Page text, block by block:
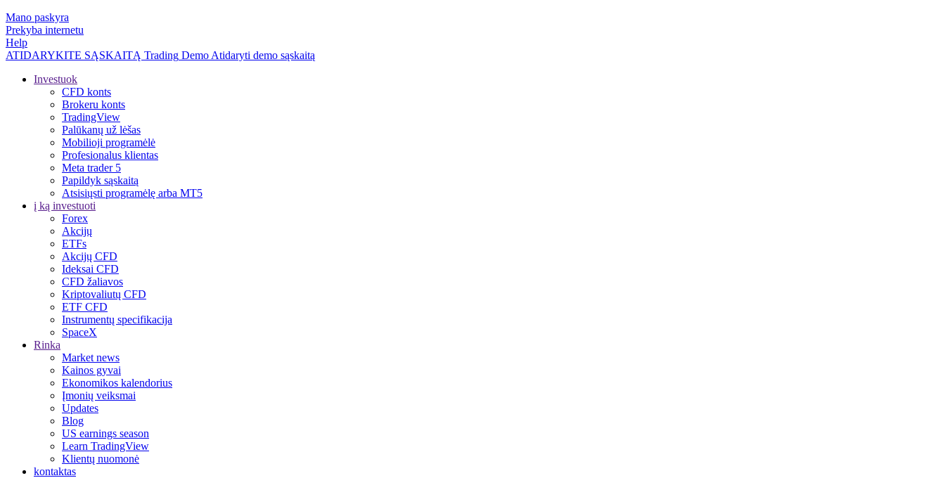
Mano paskyra
Prekyba internetu
Help
ATIDARYKITE SĄSKAITĄ Trading Demo Atidaryti demo sąskaitą
Investuok
CFD konts
Brokeru konts
TradingView
Palūkanų už lėšas
Mobilioji programėlė
Profesionalus klientas
Meta trader 5
Papildyk sąskaitą
Atsisiųsti programėlę arba MT5
į ką investuoti
Forex
Akcijų
ETFs
Akcijų CFD
Ideksai CFD
CFD žaliavos
Kriptovaliutų CFD
ETF CFD
Instrumentų specifikacija
SpaceX
Rinka
Market news
Kainos gyvai
Ekonomikos kalendorius
Įmonių veiksmai
Updates
Blog
US earnings season
Learn TradingView
Klientų nuomonė
kontaktas